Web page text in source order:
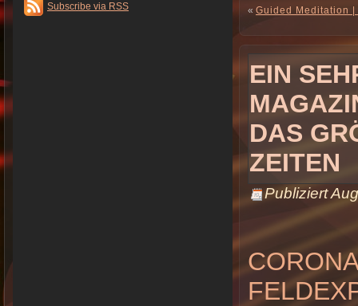
Subscribe via RSS « Guided Meditation
EIN
DAS
EITEN
Publiziert